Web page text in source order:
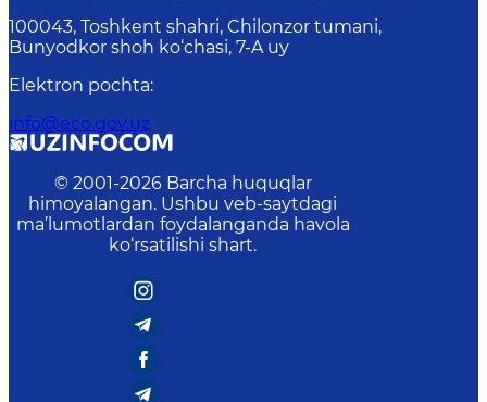
100043, Toshkent shahri, Chilonzor tumani,
Bunyodkor shoh ko‘chasi, 7-A uy
Elektron pochta:
info@eco.gov.uz
© 2001-2026 Barcha huquqlar
himoyalangan. Ushbu veb-saytdagi
ma’lumotlardan foydalanganda havola
ko‘rsatilishi shart.